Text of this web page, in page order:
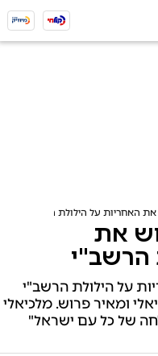
האחריות על הילולת הרשב"י
את
הרשב"י
על הילולת הרשב"י
ומאיר פרוש. מלכיאלי
של כל עם ישראל"